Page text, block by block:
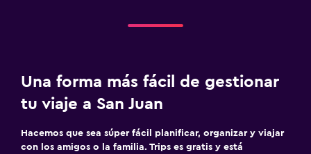
Una forma más fácil de gestionar
tu viaje a San Juan
Hacemos que sea súper fácil planificar, organizar y viajar
con los amigos o la familia. Trips es gratis y está